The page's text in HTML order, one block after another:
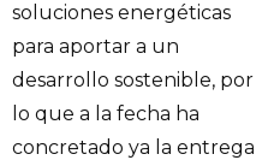
soluciones energéticas
para aportar a un
desarrollo sostenible, por
lo que a la fecha ha
concretado ya la entrega